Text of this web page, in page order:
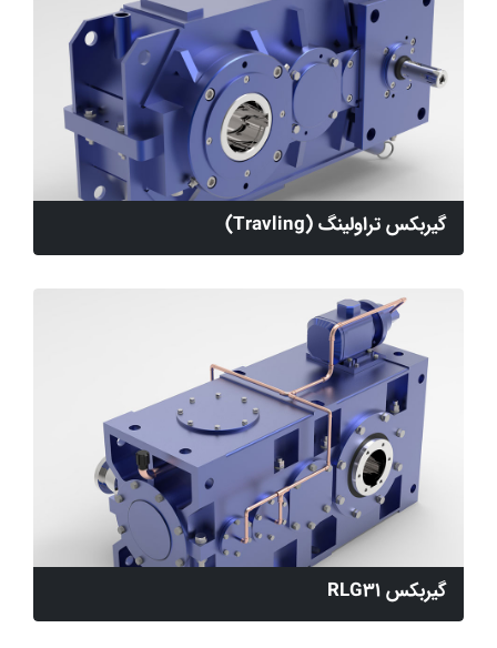
گیربکس تراولینگ (Travling)
گیربکس RLG31